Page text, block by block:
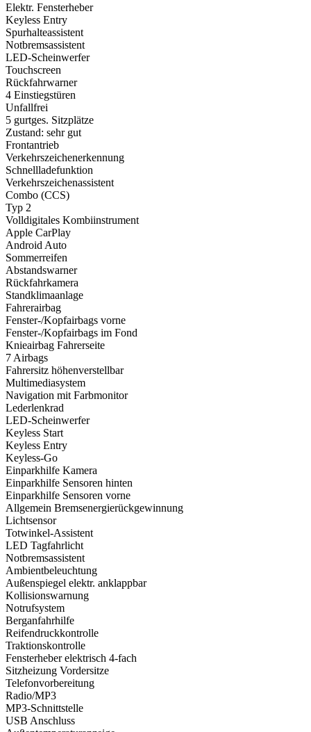
Elektr. Fensterheber
Keyless Entry
Spurhalteassistent
Notbremsassistent
LED-Scheinwerfer
Touchscreen
Rückfahrwarner
4 Einstiegstüren
Unfallfrei
5 gurtges. Sitzplätze
Zustand: sehr gut
Frontantrieb
Verkehrszeichenerkennung
Schnellladefunktion
Verkehrszeichenassistent
Combo (CCS)
Typ 2
Volldigitales Kombiinstrument
Apple CarPlay
Android Auto
Sommerreifen
Abstandswarner
Rückfahrkamera
Standklimaanlage
Fahrerairbag
Fenster-/Kopfairbags vorne
Fenster-/Kopfairbags im Fond
Knieairbag Fahrerseite
7 Airbags
Fahrersitz höhenverstellbar
Multimediasystem
Navigation mit Farbmonitor
Lederlenkrad
LED-Scheinwerfer
Keyless Start
Keyless Entry
Keyless-Go
Einparkhilfe Kamera
Einparkhilfe Sensoren hinten
Einparkhilfe Sensoren vorne
Allgemein Bremsenergierückgewinnung
Lichtsensor
Totwinkel-Assistent
LED Tagfahrlicht
Notbremsassistent
Ambientbeleuchtung
Außenspiegel elektr. anklappbar
Kollisionswarnung
Notrufsystem
Berganfahrhilfe
Reifendruckkontrolle
Traktionskontrolle
Fensterheber elektrisch 4-fach
Sitzheizung Vordersitze
Telefonvorbereitung
Radio/MP3
MP3-Schnittstelle
USB Anschluss